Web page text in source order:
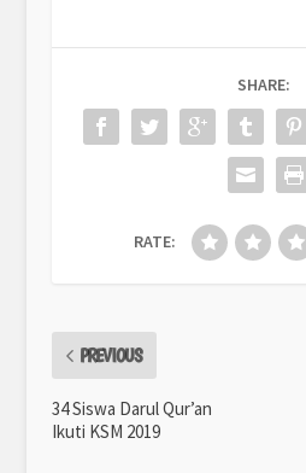
SHARE:
RATE:
PREVIOUS
34 Siswa Darul Qur’an
Ikuti KSM 2019